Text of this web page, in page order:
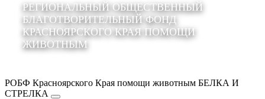
РЕГИОНАЛЬНЫЙ ОБЩЕСТВЕННЫЙ
БЛАГОТВОРИТЕЛЬНЫЙ ФОНД
КРАСНОЯРСКОГО КРАЯ ПОМОЩИ
ЖИВОТНЫМ
РОБФ Красноярского Края помощи животным БЕЛКА И
СТРЕЛКА